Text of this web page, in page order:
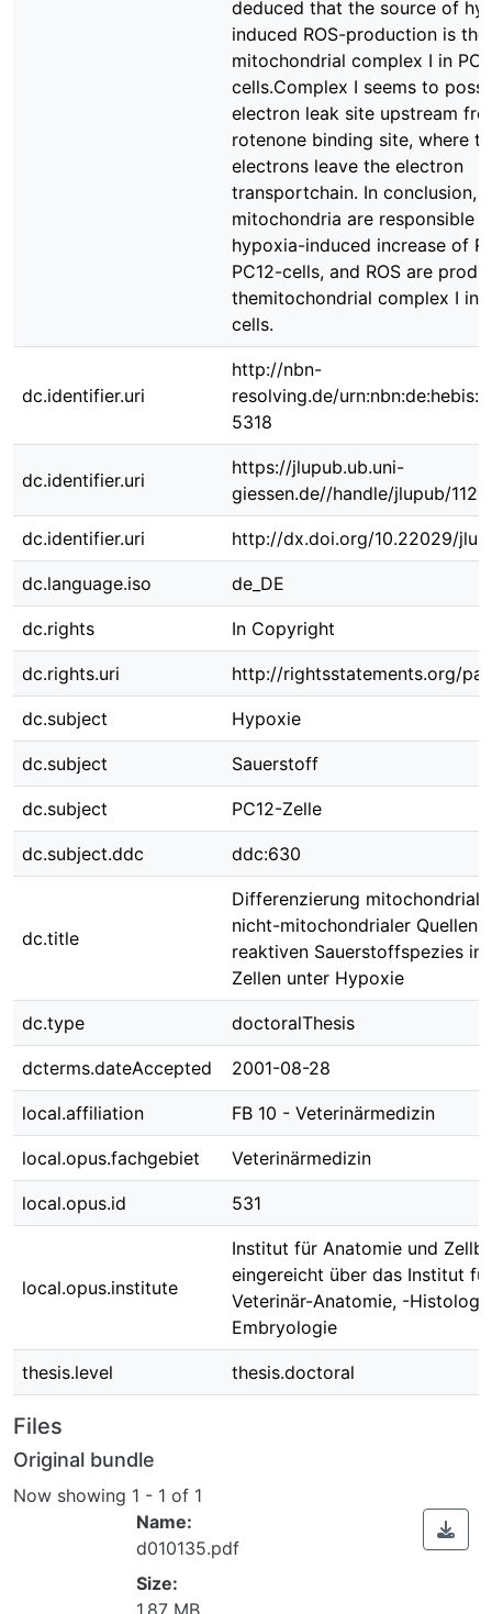
deduced that the source of
induced ROS-production is the
mitochondrial complex I in
cells.Complex I seems to
electron leak site upstream
rotenone binding site, where
electrons leave the electron
transportchain. In conclusion,
mitochondria are responsible
hypoxia-induced increase of
PC12-cells, and ROS are
themitochondrial complex I in
cells.
dc.identifier.uri
http://nbn-
resolving.de/
5318
dc.identifier.uri
https://jlupub.ub.uni-
giessen.de//handle/jlupub/
dc.identifier.uri http://dx.doi.org/10.22029/
dc.language.iso de_DE
dc.rights In Copyright
dc.rights.uri http://rightsstatements.org/
dc.subject Hypoxie
dc.subject Sauerstoff
dc.subject PC12-Zelle
dc.subject.ddc ddc:630
dc.title
Differenzierung
nicht-mitochondrialer Quellen
reaktiven Sauerstoffspezies in
Zellen unter Hypoxie
dc.type doctoralThesis
dcterms.dateAccepted 2001-08-28
local.affiliation FB 10 - Veterinärmedizin
local.opus.fachgebiet Veterinärmedizin
local.opus.id 531
local.opus.institute
Institut für Anatomie und
eingereicht über das Institut für
Veterinär-Anatomie, -
Embryologie
thesis.level thesis.doctoral
Files
Original bundle
Now showing 1 - 1 of 1
Name:
d010135.pdf
Size:
1.87 MB